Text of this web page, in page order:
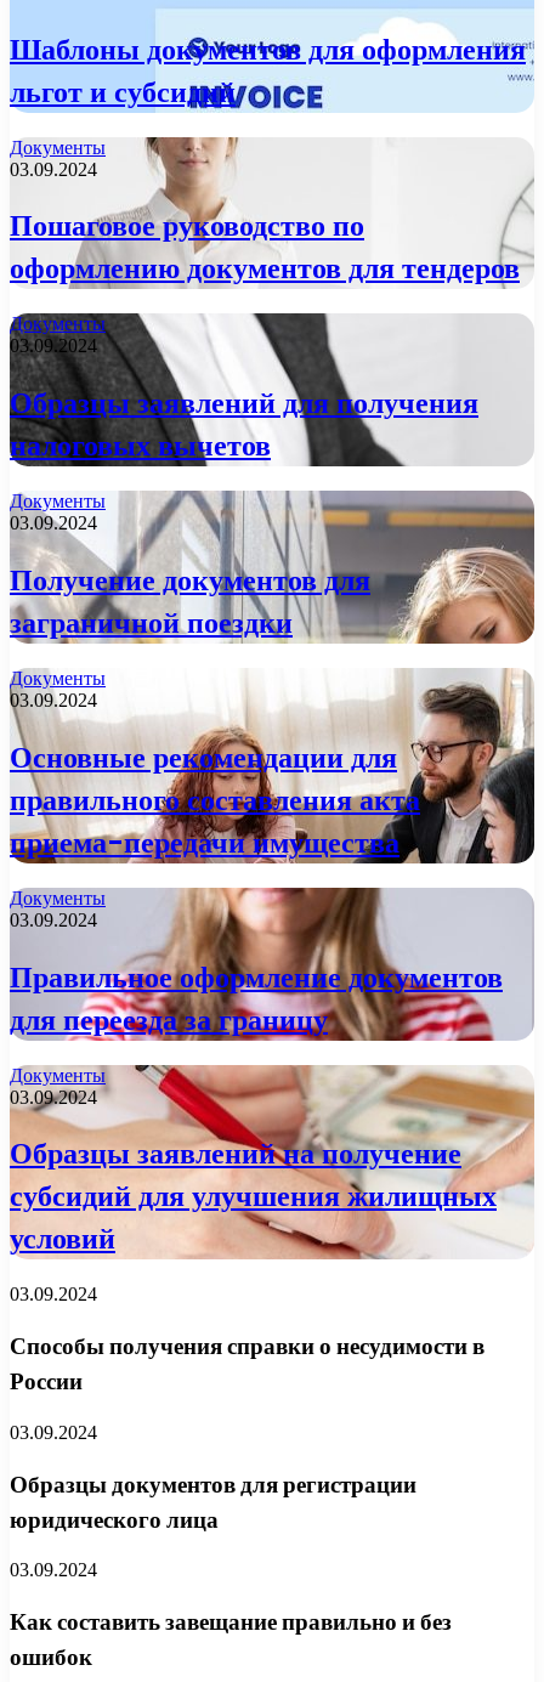
Шаблоны документов для оформления
льгот и субсидий
Документы
03.09.2024
Пошаговое руководство по
оформлению документов для тендеров
Документы
03.09.2024
Образцы заявлений для получения
налоговых вычетов
Документы
03.09.2024
Получение документов для
заграничной поездки
Документы
03.09.2024
Основные рекомендации для
правильного составления акта
приема-передачи имущества
Документы
03.09.2024
Правильное оформление документов
для переезда за границу
Документы
03.09.2024
Образцы заявлений на получение
субсидий для улучшения жилищных
условий
03.09.2024
Способы получения справки о несудимости в
России
03.09.2024
Образцы документов для регистрации
юридического лица
03.09.2024
Как составить завещание правильно и без
ошибок